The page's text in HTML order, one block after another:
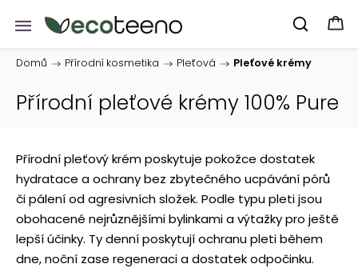
Domů / Přírodní kosmetika / Pleťová / Pleťové krémy
Přírodní pleťové krémy 100% Pure
Přírodní pleťový krém poskytuje pokožce dostatek
hydratace a ochrany bez zbytečného ucpávání pórů
či pálení od agresivních složek. Podle typu pleti jsou
obohacené nejrůznějšími bylinkami a výtažky pro ještě
lepší účinky. Ty denní poskytují ochranu pleti během
dne, noční zase regeneraci a dostatek odpočinku.